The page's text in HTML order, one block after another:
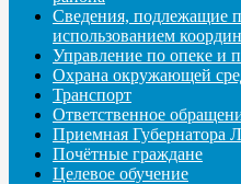
Сведения, подлежащие
использованием
Управление по опеке и
Охрана окружающей
Транспорт
Ответственное
Приемная Губернатора
Почётные граждане
Целевое обучение